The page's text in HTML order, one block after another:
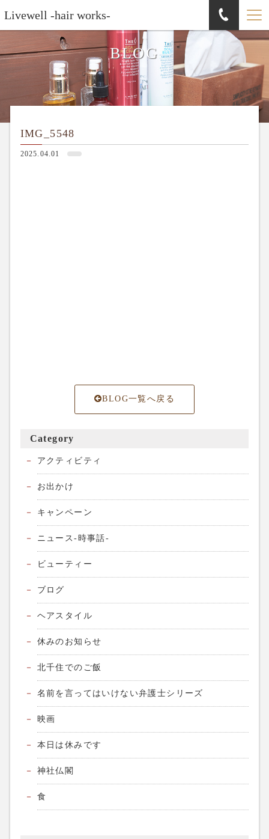
Livewell -hair works-
BLOG
IMG_5548
2025.04.01
BLOG一覧へ戻る
Category
アクティビティ
お出かけ
キャンペーン
ニュース-時事話-
ビューティー
ブログ
ヘアスタイル
休みのお知らせ
北千住でのご飯
名前を言ってはいけない弁護士シリーズ
映画
本日は休みです
神社仏閣
食